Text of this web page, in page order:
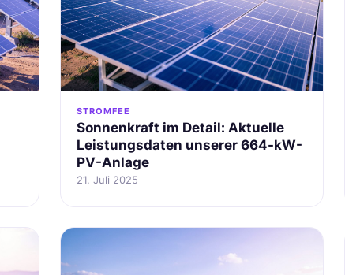
STROMFEE
Sonnenkraft im Detail: Aktuelle
Leistungsdaten unserer 664-kW-
PV-Anlage
21. Juli 2025